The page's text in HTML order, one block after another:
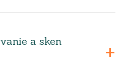
a sken